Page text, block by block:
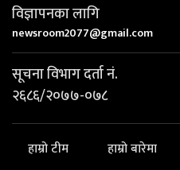
विज्ञापनका लागि
newsroom2077@gmail.com
सूचना विभाग दर्ता नं.
२६८६/२०७७-०७८
हाम्रो टीम हाम्रो बारेमा